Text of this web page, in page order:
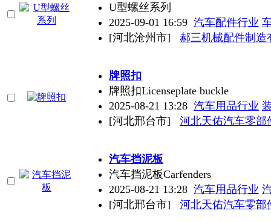
U型螺丝系列
2025-09-01 16:59 汽车配件行业
[河北沧州市]
郝三机械配件制造
牌照扣
牌照扣Licenseplate buckle
2025-08-21 13:28 汽车用品行业
[河北邢台市]
河北天佑汽车零部
汽车挡泥板
汽车挡泥板Carfenders
2025-08-21 13:28 汽车用品行业
[河北邢台市]
河北天佑汽车零部